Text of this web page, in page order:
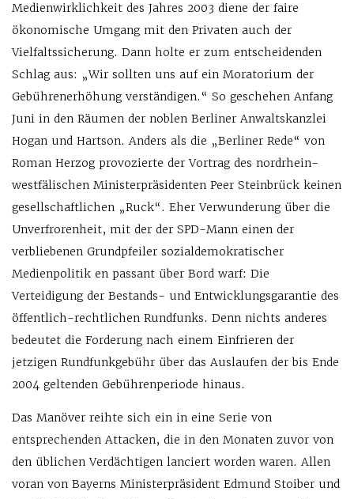
Medienwirklichkeit des Jahres 2003 diene der faire
ökonomische Umgang mit den Privaten auch der
Vielfaltssicherung. Dann holte er zum entscheidenden
Schlag aus: „Wir sollten uns auf ein Moratorium der
Gebührenerhöhung verständigen.“ So geschehen Anfang
Juni in den Räumen der noblen Berliner Anwaltskanzlei
Hogan und Hartson. Anders als die „Berliner Rede“ von
Roman Herzog provozierte der Vortrag des nordrhein-
westfälischen Ministerpräsidenten Peer Steinbrück keinen
gesellschaftlichen „Ruck“. Eher Verwunderung über die
Unverfrorenheit, mit der der SPD-Mann einen der
verbliebenen Grundpfeiler sozialdemokratischer
Medienpolitik en passant über Bord warf: Die
Verteidigung der Bestands- und Entwicklungsgarantie des
öffentlich-rechtlichen Rundfunks. Denn nichts anderes
bedeutet die Forderung nach einem Einfrieren der
jetzigen Rundfunkgebühr über das Auslaufen der bis Ende
2004 geltenden Gebührenperiode hinaus.
Das Manöver reihte sich ein in eine Serie von
entsprechenden Attacken, die in den Monaten zuvor von
den üblichen Verdächtigen lanciert worden waren. Allen
voran von Bayerns Ministerpräsident Edmund Stoiber und